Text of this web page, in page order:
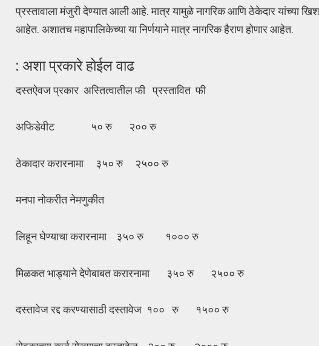
प्रस्तावाला मंजुरी देण्यात आली आहे. मात्र यामुळे नागरिक आणि ठेकेदार यांच्या
आहेत. अशातच महापालिकेच्या या निर्णयाने मात्र नागरिक हैराण होणार आहेत.
: अशा प्रकारे होईल वाढ
दस्तऐवज प्रकार अस्तित्वातील फी प्रस्तावित फी
अफिडेवीट ५० रु २०० रु
ठेकादार करारनामा ३५० रु २५०० रु
मनपा नोकरीत नेमणुकीत
लिहून घेण्याचा करारनामा ३५० रु १००० रु
मिळकत भाड्याने देणेबाबत करारनामा ३५० रु २५०० रु
दस्तावेज रद्द करण्यासाठी दस्तावेज १०० रु १५०० रु